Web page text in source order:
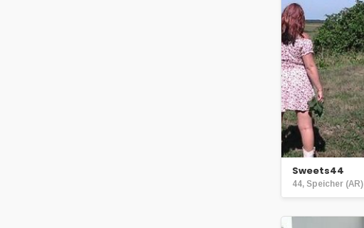
Sweets44
44, Speicher (AR)